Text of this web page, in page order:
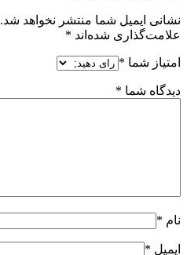
نشانی ایمیل شما منتشر نخواهد شد.
علامت‌گذاری شده‌اند *
امتیاز شما *
دیدگاه شما *
نام *
ایمیل *